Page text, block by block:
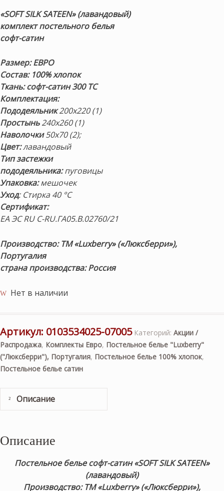
составляла
17,900 ₽.
17,300 ₽.
«SOFT SILK SATEEN» (лавандовый)
комплект постельного белья
софт-сатин
Размер: ЕВРО
Состав: 100% хлопок
Ткань: софт-сатин 300 ТС
Комплектация:
Пододеяльник200х220 (1)
Простынь240х260 (1)
Наволочки50х70 (2);
Цвет:лавандовый
Тип застежки
пододеяльника:пуговицы
Упаковка:мешочек
Уход: Стирка 40 °С
Сертификат:
ЕА ЭС RU С-RU.ГА05.В.02760/21
Производство: ТМ «Luxberry» («Люксберри»),
Португалия
страна производства: Россия
Нет в наличии
Артикул: 0103534025-07005 Категорий: Акции /
Распродажа, Комплекты Евро, Постельное белье "Luxberry"
("Люксберри"), Португалия, Постельное белье 100% хлопок,
Постельное белье сатин
Описание
Описание
Постельное белье софт-сатин «SOFT SILK SATEEN»
(лавандовый)
Производство: ТМ «Luxberry» («Люксберри»),